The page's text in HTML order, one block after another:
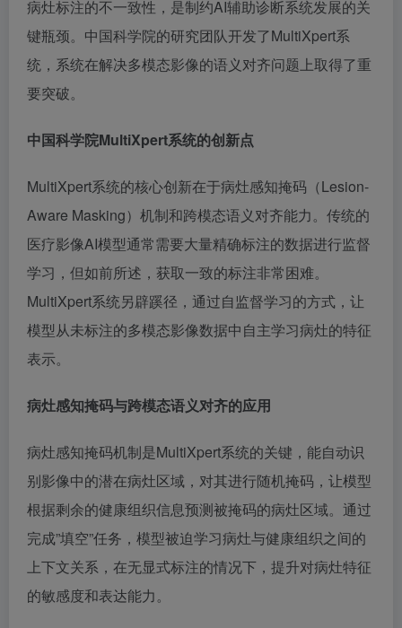
病灶标注的不一致性，是制约AI辅助诊断系统发展的关
键瓶颈。中国科学院的研究团队开发了MultiXpert系
统，系统在解决多模态影像的语义对齐问题上取得了重
要突破。
中国科学院MultiXpert系统的创新点
MultiXpert系统的核心创新在于病灶感知掩码（Lesion-
Aware Masking）机制和跨模态语义对齐能力。传统的
医疗影像AI模型通常需要大量精确标注的数据进行监督
学习，但如前所述，获取一致的标注非常困难。
MultiXpert系统另辟蹊径，通过自监督学习的方式，让
模型从未标注的多模态影像数据中自主学习病灶的特征
表示。
病灶感知掩码与跨模态语义对齐的应用
病灶感知掩码机制是MultiXpert系统的关键，能自动识
别影像中的潜在病灶区域，对其进行随机掩码，让模型
根据剩余的健康组织信息预测被掩码的病灶区域。通过
完成”填空”任务，模型被迫学习病灶与健康组织之间的
上下文关系，在无显式标注的情况下，提升对病灶特征
的敏感度和表达能力。